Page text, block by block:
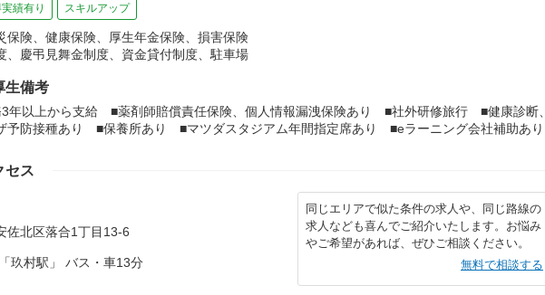
績有り スキルアップ
保険、健康保険、厚生年金保険、損害保険
、慶弔見舞金制度、資金貸付制度、駐車場
生備考
3年以上から支給 ■薬剤師賠償責任保険、個人情報漏洩保険あり ■社外研修旅行 ■健康診断、
予防接種あり ■保養所あり ■マツダスタジアム年間指定席あり ■eラーニング会社補助あり
セス
佐北区落合1丁目13-6
玖村駅」 バス・車13分
同じエリアで似た条件の求人や、同じ路線の
求人なども喜んでご紹介いたします。お悩み
やご希望があれば、ぜひご相談ください。
無料で相談する